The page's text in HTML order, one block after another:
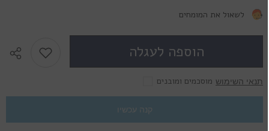
Hypnotic
מגע
צבעוניות
Hypnotic
Violet
לשאול את המומחים
הוספה לעגלה
מוסכמים ומובנים תנאי השימוש
קנה עכשיו